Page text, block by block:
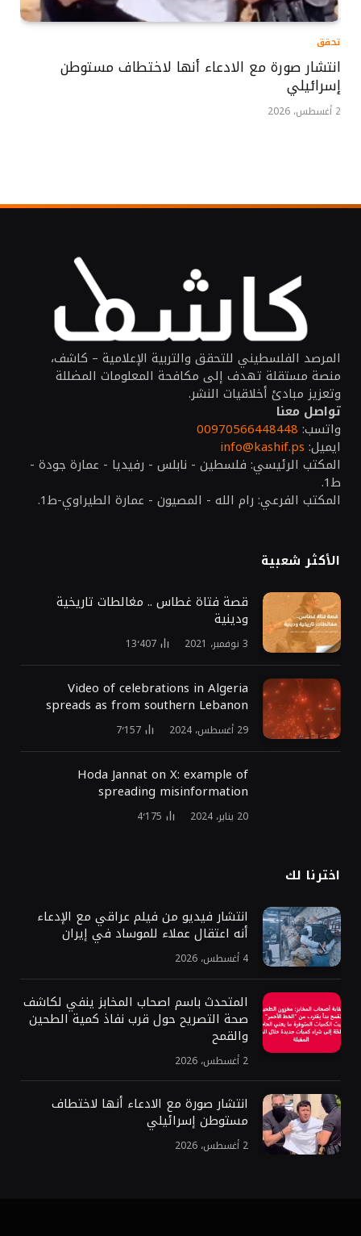
تحقق
انتشار صورة مع الادعاء أنها لاختطاف مستوطن
إسرائيلي
2 أغسطس، 2026
المرصد الفلسطيني للتحقق والتربية الإعلامية – كاشف،
منصة مستقلة تهدف إلى مكافحة المعلومات المضللة
وتعزيز مبادئ أخلاقيات النشر.
تواصل معنا
واتسب: 00970566448448
ايميل: info@kashif.ps
المكتب الرئيسي: فلسطين - نابلس - رفيديا - عمارة جودة -
ط1.
المكتب الفرعي: رام الله - المصيون - عمارة الطيراوي-ط1.
الأكثر شعبية
قصة فتاة غطاس .. مغالطات تاريخية
ودينية
3 نوفمبر، 2021 13٬407
Video of celebrations in Algeria
spreads as from southern Lebanon
29 أغسطس، 2024 7٬157
Hoda Jannat on X: example of
spreading misinformation
20 يناير، 2024 4٬175
اخترنا لك
انتشار فيديو من فيلم عراقي مع الإدعاء
أنه اعتقال عملاء للموساد في إيران
4 أغسطس، 2026
المتحدث باسم اصحاب المخابز ينفي لكاشف
صحة التصريح حول قرب نفاذ كمية الطحين
والقمح
2 أغسطس، 2026
انتشار صورة مع الادعاء أنها لاختطاف
مستوطن إسرائيلي
2 أغسطس، 2026